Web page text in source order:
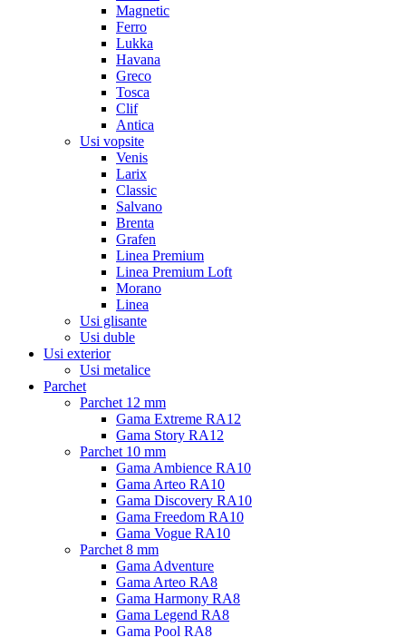
Magnetic
Ferro
Lukka
Havana
Greco
Tosca
Clif
Antica
Usi vopsite
Venis
Larix
Classic
Salvano
Brenta
Grafen
Linea Premium
Linea Premium Loft
Morano
Linea
Usi glisante
Usi duble
Usi exterior
Usi metalice
Parchet
Parchet 12 mm
Gama Extreme RA12
Gama Story RA12
Parchet 10 mm
Gama Ambience RA10
Gama Arteo RA10
Gama Discovery RA10
Gama Freedom RA10
Gama Vogue RA10
Parchet 8 mm
Gama Adventure
Gama Arteo RA8
Gama Harmony RA8
Gama Legend RA8
Gama Pool RA8